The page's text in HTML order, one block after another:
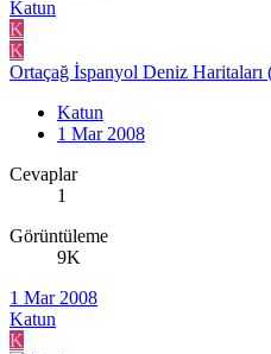
Katun
K
K
Ortaçağ İspanyol Deniz
Katun
1 Mar 2008
Cevaplar
1
Görüntüleme
9K
1 Mar 2008
Katun
K